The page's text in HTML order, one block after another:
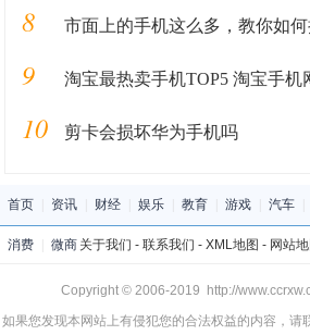
8 市面上的手机这么多，教你如何挑
9 淘宝最热卖手机TOP5 淘宝手机
10 剪卡会损坏华为手机吗
首页 资讯 财经 娱乐 教育 游戏 汽车
消费 微商 关于我们 - 联系我们 - XML地图 - 网站
Copyright © 2006-2019 http://
如果您发现本网站上有侵犯您的合法权益的内容，请